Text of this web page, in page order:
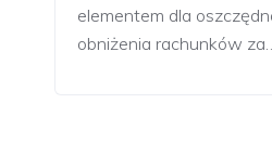
elementem dla
obniżenia rachunków